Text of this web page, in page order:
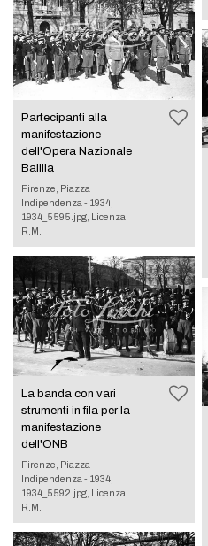
Partecipanti alla
manifestazione
dell'Opera Nazionale
Balilla
Firenze, Piazza
Indipendenza - 1934,
1934_5595.jpg, Licenza
R.M.
La banda con vari
strumenti in fila per la
manifestazione
dell'ONB
Firenze, Piazza
Indipendenza - 1934,
1934_5592.jpg, Licenza
R.M.